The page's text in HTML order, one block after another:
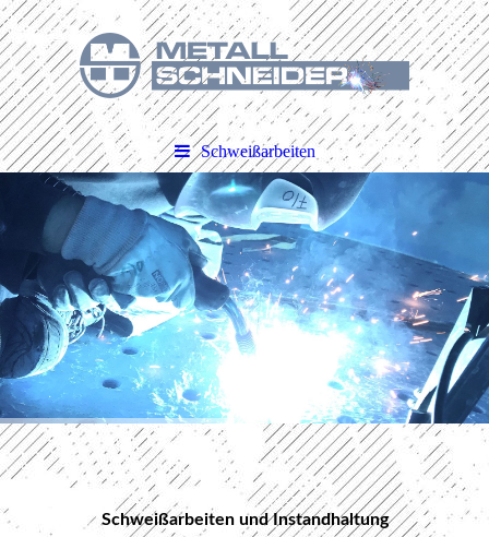
Schweißarbeiten
Schweißarbeiten und Instandhaltung